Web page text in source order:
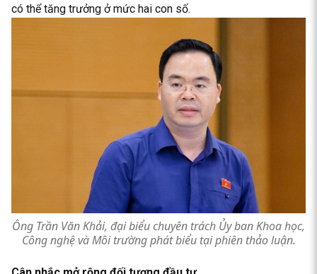
có thể tăng trưởng ở mức hai con số.
Ông Trần Văn Khải, đại biểu chuyên trách Ủy ban Khoa học,
Công nghệ và Môi trường phát biểu tại phiên thảo luận.